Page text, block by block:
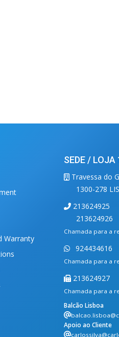
Warranty
SEDE / LOJA
Travessa do
1300-278
213624925
213624926
Chamada para a
924434616
Chamada para a
213624927
Chamada para a
Balcão Lisboa
Apoio ao Cliente